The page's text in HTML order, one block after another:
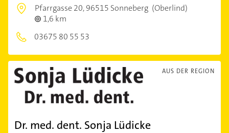
Pfarrgasse 20,96515 Sonneberg (Oberlind)
1,6 km
03675 80 55 53
AUS DER REGION
Dr. med. dent. Sonja Lüdicke